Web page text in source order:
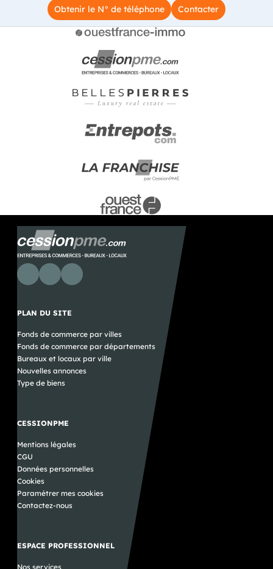
Obtenir le N° de téléphone
Contacter
PLAN DU SITE
Fonds de commerce par villes
Fonds de commerce par départements
Bureaux et locaux par ville
Nouvelles annonces
Type de biens
CESSIONPME
Mentions légales
CGU
Données personnelles
Cookies
Paramétrer mes cookies
Contactez-nous
ESPACE PROFESSIONNEL
Nos services